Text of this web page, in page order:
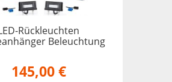
Rückleuchten
Beleuchtung
145,00 €